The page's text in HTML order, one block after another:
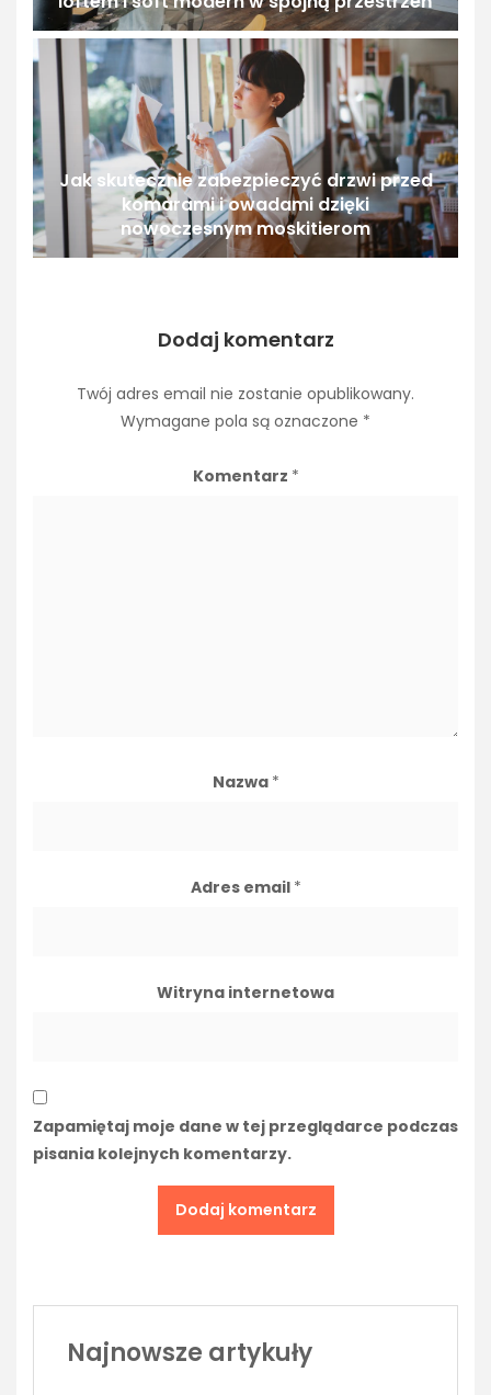
Jak skutecznie zabezpieczyć drzwi przed
komarami i owadami dzięki
nowoczesnym moskitierom
Dodaj komentarz
Twój adres email nie zostanie opublikowany.
Wymagane pola są oznaczone *
Komentarz *
Nazwa *
Adres email *
Witryna internetowa
Zapamiętaj moje dane w tej przeglądarce podczas
pisania kolejnych komentarzy.
Najnowsze artykuły